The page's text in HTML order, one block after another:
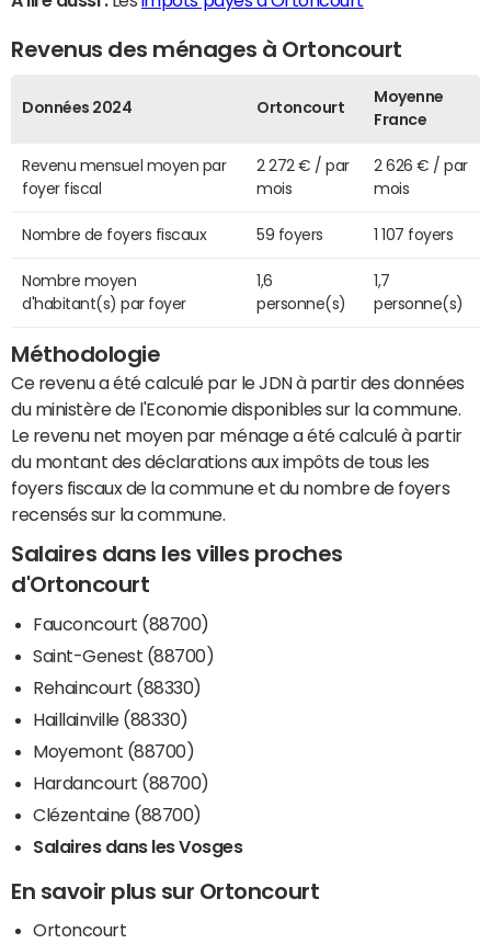
Revenus des ménages à Ortoncourt
Données 2024 Ortoncourt
Moyenne
France
Revenu mensuel moyen par
foyer fiscal
2 272 € / par
mois
2 626 € / par
mois
Nombre de foyers fiscaux 59 foyers 1 107 foyers
Nombre moyen
d'habitant(s) par foyer
1,6
personne(s)
1,7
personne(s)
Méthodologie
Ce revenu a été calculé par le JDN à partir des données
du ministère de l'Economie disponibles sur la commune.
Le revenu net moyen par ménage a été calculé à partir
du montant des déclarations aux impôts de tous les
foyers fiscaux de la commune et du nombre de foyers
recensés sur la commune.
Salaires dans les villes proches
d'Ortoncourt
Fauconcourt (88700)
Saint-Genest (88700)
Rehaincourt (88330)
Haillainville (88330)
Moyemont (88700)
Hardancourt (88700)
Clézentaine (88700)
Salaires dans les Vosges
En savoir plus sur Ortoncourt
Ortoncourt